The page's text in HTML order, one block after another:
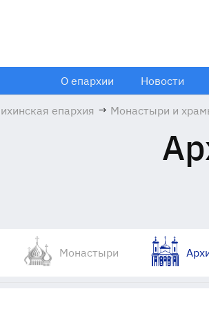
О епархии Новости
епархия → Монастыри и
Монастыри